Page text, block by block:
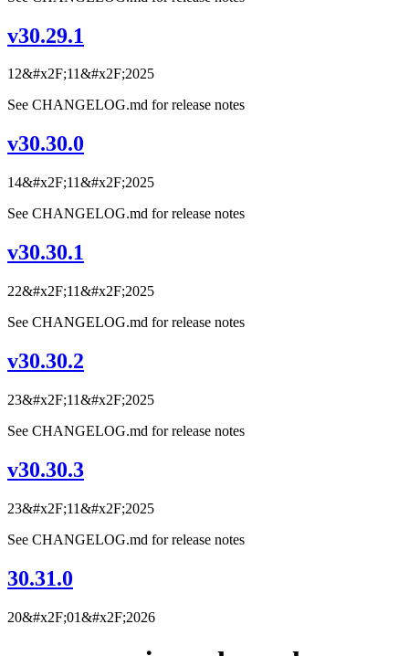
v30.29.1
12&#x2F;11&#x2F;2025
See CHANGELOG.md for release notes
v30.30.0
14&#x2F;11&#x2F;2025
See CHANGELOG.md for release notes
v30.30.1
22&#x2F;11&#x2F;2025
See CHANGELOG.md for release notes
v30.30.2
23&#x2F;11&#x2F;2025
See CHANGELOG.md for release notes
v30.30.3
23&#x2F;11&#x2F;2025
See CHANGELOG.md for release notes
30.31.0
20&#x2F;01&#x2F;2026